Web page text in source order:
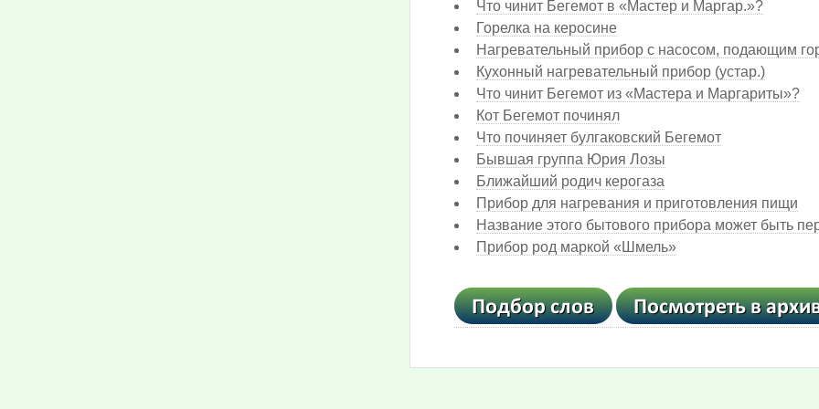
Что чинит Бегемот в «Мастер и Маргар.»?
Горелка на керосине
Нагревательный прибор с насосом, подающим
Кухонный нагревательный прибор (устар.)
Что чинит Бегемот из «Мастера и Маргариты»?
Кот Бегемот починял
Что починяет булгаковский Бегемот
Бывшая группа Юрия Лозы
Ближайший родич керогаза
Прибор для нагревания и приготовления пищи
Название этого бытового прибора может быть
Прибор род маркой «Шмель»